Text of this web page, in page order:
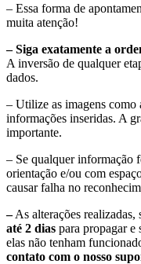
– Essa forma de
muita atenção!
– Siga exatamente a
A inversão de qualquer
dados.
– Utilize as imagens como
informações inseridas. A
importante.
– Se qualquer informação
orientação e/ou com
causar falha no
–As alterações realizadas,
até 2 dias para propagar e
elas não tenham
contato com o nosso